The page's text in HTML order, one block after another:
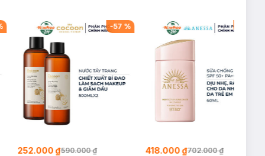
-57 %
252.000 ₫590.000 ₫ 418.000 ₫702.000 ₫